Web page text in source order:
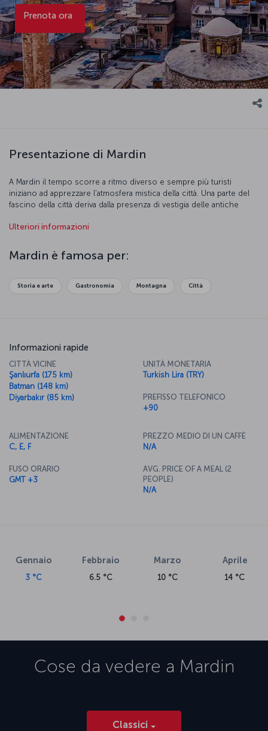
Prenota ora
Presentazione di Mardin
A Mardin il tempo scorre a ritmo diverso e sempre più turisti
iniziano ad apprezzare l'atmosfera mistica della città. Una parte del
fascino della città deriva dalla presenza di vestigia delle antiche
caravanserragli e i bazar giunti ai giorni nostri dall'epoca della Via
moschee, santuari, chiese, monasteri e grotte della città sapranno
trasportarvi indietro nel tempo. Anche la cucina della città conserva
ingredienti tipici della regione. Tutti questi elementi contribuiscono
Ulteriori informazioni
Mardin è famosa per:
Storia e arte Gastronomia Montagna Città
Informazioni rapide
CITTÀ VICINE
Şanlıurfa (175 km)
Batman (148 km)
Diyarbakır (85 km)
UNITÀ MONETARIA
Turkish Lira (TRY)
PREFISSO TELEFONICO
+90
ALIMENTAZIONE
C, E, F
FUSO ORARIO
GMT +3
PREZZO MEDIO DI UN CAFFÈ
N/A
AVG. PRICE OF A MEAL (2
PEOPLE)
N/A
Gennaio
3 °C
Febbraio
6.5 °C
Marzo
10 °C
Aprile
14 °C
Cose da vedere a Mardin
Classici